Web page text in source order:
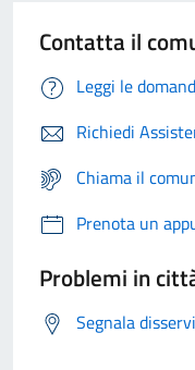
Contatta il
Leggi le
Richiedi
Chiama il
Prenota un
Problemi in
Segnala